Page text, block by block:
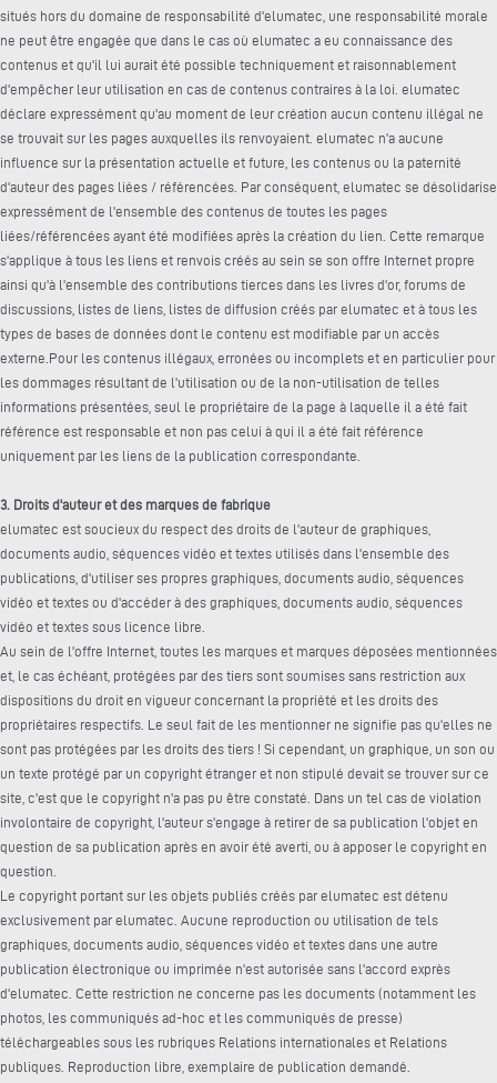
situés hors du domaine de responsabilité d'elumatec, une responsabilité morale
ne peut être engagée que dans le cas où elumatec a eu connaissance des
contenus et qu'il lui aurait été possible techniquement et raisonnablement
d'empêcher leur utilisation en cas de contenus contraires à la loi. elumatec
déclare expressément qu'au moment de leur création aucun contenu illégal ne
se trouvait sur les pages auxquelles ils renvoyaient. elumatec n'a aucune
influence sur la présentation actuelle et future, les contenus ou la paternité
d'auteur des pages liées / référencées. Par conséquent, elumatec se désolidarise
expressément de l'ensemble des contenus de toutes les pages
liées/référencées ayant été modifiées après la création du lien. Cette remarque
s'applique à tous les liens et renvois créés au sein se son offre Internet propre
ainsi qu'à l'ensemble des contributions tierces dans les livres d'or, forums de
discussions, listes de liens, listes de diffusion créés par elumatec et à tous les
types de bases de données dont le contenu est modifiable par un accès
externe.Pour les contenus illégaux, erronées ou incomplets et en particulier pour
les dommages résultant de l'utilisation ou de la non-utilisation de telles
informations présentées, seul le propriétaire de la page à laquelle il a été fait
référence est responsable et non pas celui à qui il a été fait référence
uniquement par les liens de la publication correspondante.
3. Droits d'auteur et des marques de fabrique
elumatec est soucieux du respect des droits de l'auteur de graphiques,
documents audio, séquences vidéo et textes utilisés dans l'ensemble des
publications, d'utiliser ses propres graphiques, documents audio, séquences
vidéo et textes ou d'accéder à des graphiques, documents audio, séquences
vidéo et textes sous licence libre.
Au sein de l'offre Internet, toutes les marques et marques déposées mentionnées
et, le cas échéant, protégées par des tiers sont soumises sans restriction aux
dispositions du droit en vigueur concernant la propriété et les droits des
propriétaires respectifs. Le seul fait de les mentionner ne signifie pas qu'elles ne
sont pas protégées par les droits des tiers ! Si cependant, un graphique, un son ou
un texte protégé par un copyright étranger et non stipulé devait se trouver sur ce
site, c'est que le copyright n'a pas pu être constaté. Dans un tel cas de violation
involontaire de copyright, l'auteur s'engage à retirer de sa publication l'objet en
question de sa publication après en avoir été averti, ou à apposer le copyright en
question.
Le copyright portant sur les objets publiés créés par elumatec est détenu
exclusivement par elumatec. Aucune reproduction ou utilisation de tels
graphiques, documents audio, séquences vidéo et textes dans une autre
publication électronique ou imprimée n'est autorisée sans l'accord exprès
d'elumatec. Cette restriction ne concerne pas les documents (notamment les
photos, les communiqués ad-hoc et les communiqués de presse)
téléchargeables sous les rubriques Relations internationales et Relations
publiques. Reproduction libre, exemplaire de publication demandé.